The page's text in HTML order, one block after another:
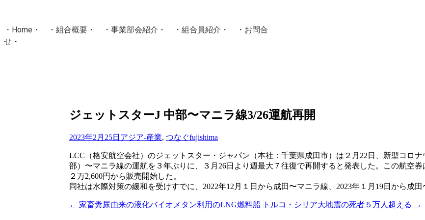
・ Home ・ ・ 組合概要 ・ ・ 事業部会紹介 ・ ・ 組合員紹介 ・ ・ お問合
せ ・
Masters組合員ログインジェットスターJ 中部〜マニラ線3/26運航再開
2023年2月25日 アジア-産業, つなぐfujishima
LCC（格安航空会社）のジェットスター・ジャパン（本社：千葉県成田市）は２月22日、新型コロ
部）〜マニラ線の運航を３年ぶりに、３月26日より週最大７往復で再開すると発表した。この航空
２万2,600円から販売開始した。
同社は水際対策の緩和を受けすでに、2022年12月１日から成田〜マニラ線、2023年１月19日から成田
投
← 家畜糞尿由来の液化バイオメタン利用のLNG燃料船 トルコ・シリア大地震の死者５万人超える →